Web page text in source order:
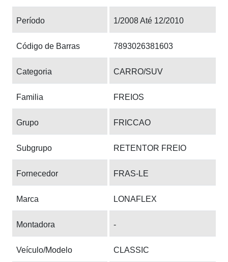
Período 1/2008 Até 12/2010
Código de Barras 7893026381603
Categoria CARRO/SUV
Familia FREIOS
Grupo FRICCAO
Subgrupo RETENTOR FREIO
Fornecedor FRAS-LE
Marca LONAFLEX
Montadora -
Veículo/Modelo CLASSIC